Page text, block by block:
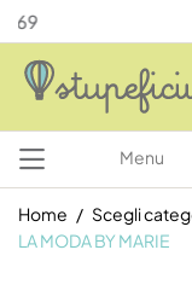
Menu
Home Scegli
LA MODA BY MARIE